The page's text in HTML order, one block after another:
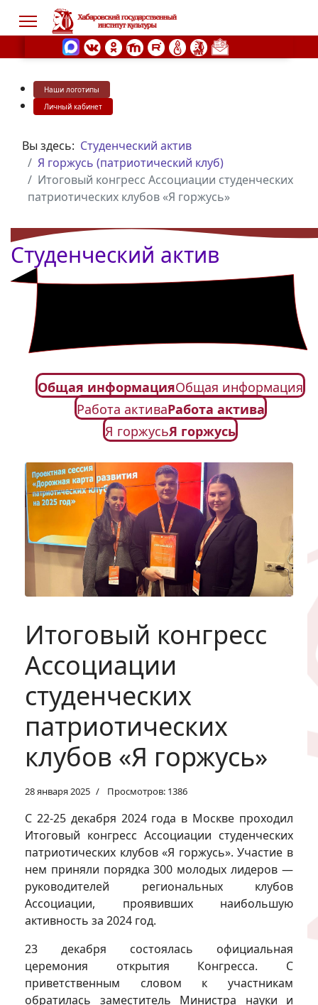
Наши логотипы
Личный кабинет
Вы здесь: Студенческий актив
Я горжусь (патриотический клуб)
Итоговый конгресс Ассоциации студенческих
патриотических клубов «Я горжусь»
Студенческий актив
Общая информацияОбщая информация
Работа активаРабота актива
Я горжусьЯ горжусь
Итоговый конгресс
Ассоциации
студенческих
патриотических
клубов «Я горжусь»
28 января 2025 Просмотров: 1386
С 22-25 декабря 2024 года в Москве проходил
Итоговый конгресс Ассоциации студенческих
патриотических клубов «Я горжусь». Участие в
нем приняли порядка 300 молодых лидеров —
руководителей региональных клубов
Ассоциации, проявивших наибольшую
активность за 2024 год.
23 декабря состоялась официальная
церемония открытия Конгресса. С
приветственным словом к участникам
обратилась заместитель Министра науки и